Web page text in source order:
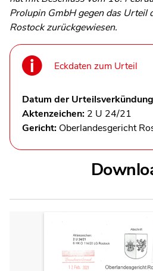
Prolupin GmbH gegen das Urteil
Rostock zurückgewiesen.
Eckdaten zum Urteil
Datum der
Aktenzeichen: 2 U 24/21
Gericht: Oberlandesgericht